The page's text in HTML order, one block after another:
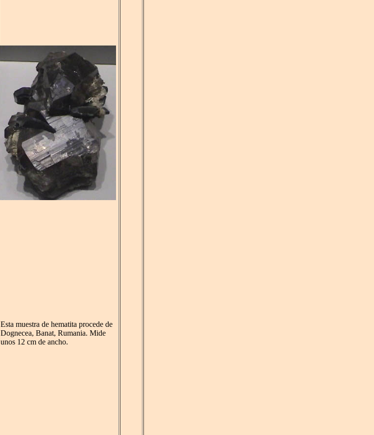
Esta muestra de hematita procede de
Dognecea, Banat, Rumania. Mide
unos 12 cm de ancho.